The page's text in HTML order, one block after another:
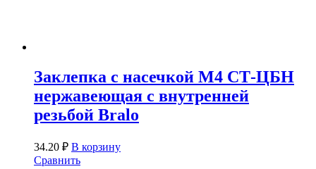
Заклепка с насечкой М4 СТ-ЦБН
нержавеющая с внутренней
резьбой Bralo
34.20 ₽ В корзину
Сравнить